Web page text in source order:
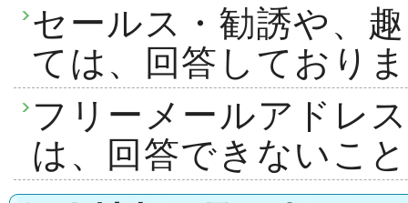
セールス・勧誘や、
ては、回答しており
フリーメールアドレ
は、回答できないこ